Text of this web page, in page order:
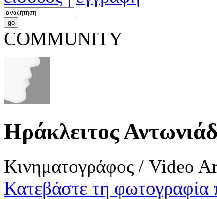
COMMUNITY
Ηράκλειτος
Κινηματογράφος / Video
Κατεβάστε τη φωτογραφία